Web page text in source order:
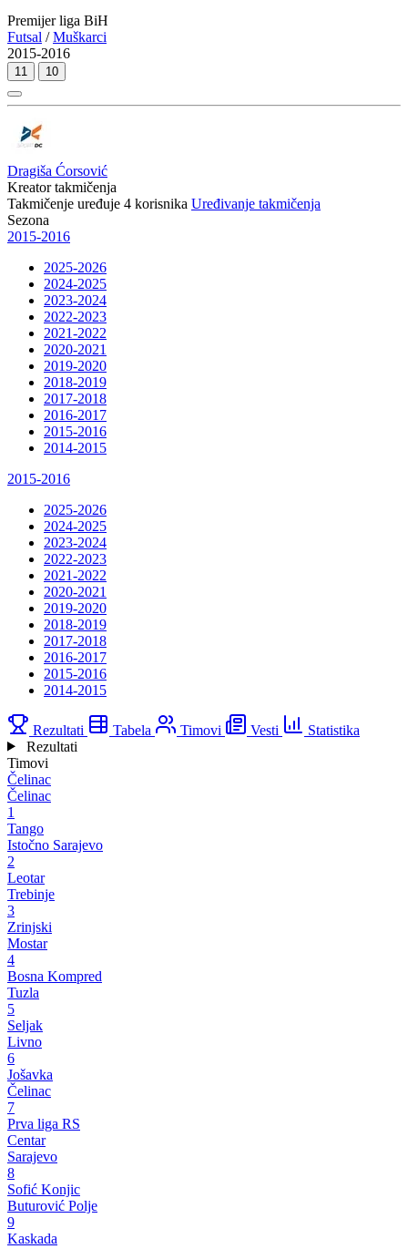
Premijer liga BiH
Futsal /Muškarci
2015-2016
11 10
Dragiša Ćorsović
Kreator takmičenja
Takmičenje uređuje 4 korisnika Uređivanje takmičenja
Sezona
2015-2016
2025-2026
2024-2025
2023-2024
2022-2023
2021-2022
2020-2021
2019-2020
2018-2019
2017-2018
2016-2017
2015-2016
2014-2015
2015-2016
2025-2026
2024-2025
2023-2024
2022-2023
2021-2022
2020-2021
2019-2020
2018-2019
2017-2018
2016-2017
2015-2016
2014-2015
Rezultati Tabela Timovi Vesti
Statistika
Rezultati
Timovi
Čelinac
Čelinac
1
Tango
Istočno Sarajevo
2
Leotar
Trebinje
3
Zrinjski
Mostar
4
Bosna Kompred
Tuzla
5
Seljak
Livno
6
Jošavka
Čelinac
7
Prva liga RS
Centar
Sarajevo
8
Sofić Konjic
Buturović Polje
9
Kaskada